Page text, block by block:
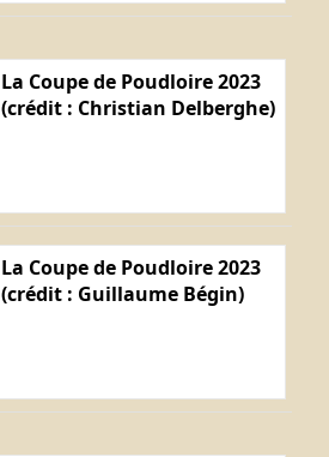
La Coupe de Poudloire 2023
(crédit : Christian Delberghe)
La Coupe de Poudloire 2023
(crédit : Guillaume Bégin)